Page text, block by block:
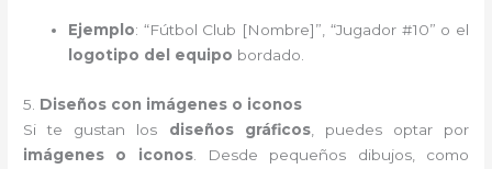
Ejemplo: “Fútbol Club [Nombre]”, “Jugador #10” o el
logotipo del equipo bordado.
5. Diseños con imágenes o iconos
Si te gustan los diseños gráficos, puedes optar por
imágenes o iconos. Desde pequeños dibujos, como